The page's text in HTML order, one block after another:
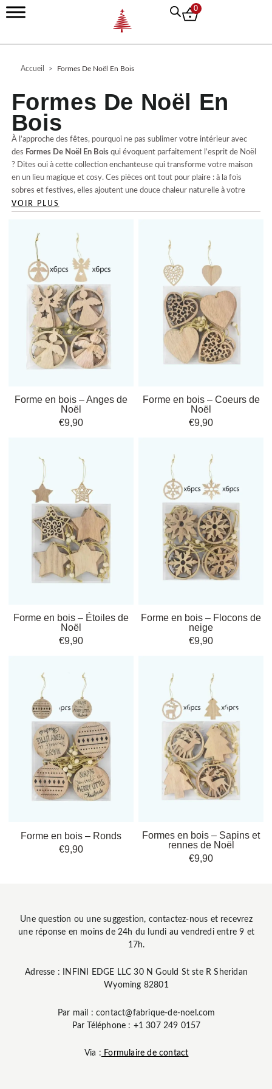
Aller
au
0
Accueil > Formes De Noël En Bois
Formes De Noël En
Bois
À l’approche des fêtes, pourquoi ne pas sublimer votre intérieur avec
des Formes De Noël En Boisqui évoquent parfaitement l’esprit de Noël
? Dites oui à cette collection enchanteuse qui transforme votre maison
en un lieu magique et cosy. Ces pièces ont tout pour plaire : à la fois
sobres et festives, elles ajoutent une douce chaleur naturelle à votre
décoration.
touche de charme authentique. Que ce soit des figurines en bois
artisanal, des
formes décoratives sapin , ou encore des
décorations
murales bois Noël , elles nous font craquer mille fois. Difficile de résister
à la beauté d’un
objet déco naturel
qui raconte des histoires hivernales et
qui s’intègre avec tant de grâce à votre décor.
Apportant une touche de féerie, chaque élément de cette collection est
idéal pour créer une ambiance chaleureuse. Pensez aux soirées d’hiver
bercées par le doux scintillement des
motifs étoilés et desguirlandes
rustiques
, du plus bel effet sur une table, un sapin ou une étagère. On est
aussi conquis par le raffinement intemporel de ces pièces qui vous
Vous allez adorer l’effet que cela produit chez vous. On apprécie tout
autant le fait que ces
soient à la fois décoratifs et
simplicité, transformant de manière subtile l’ambiance de votre maison
en cette période de fêtes.
Explorez ensuite toutes les possibilités d’intégration et de
personnalisation pour valoriser votre décoration avec nos créations
boisées.
Comment choisir vos
ornements de Noël en bois
Formes De Noël En Bois
une parenthèse enchantée dans votre intérieur. Que vous soyez adepte
déclinent avec élégance pour s’adapter à toutes vos envies décoratives.
Décoration personnalisée
: Offrez une touche unique à votre
décor en optant pour des
finitions personnalisées qui révèlent
votre personnalité.
Artisanat déco Noël : Faites le choix de l’authenticité avec des
pièces d’artisanat qui sublimeront votre espace avec raffinement.
En suivant nos conseils, vous saurez choisir votre ornement boisidéal
pour chaque pièce de la maison, qu’il s’agisse de
suspendre une forme
Noël boisdans votre sapin ou d’opter pour desornements personnalisés
maison.
Idées créatives pour intégrer
votre intérieur
Laissez libre cours à votre imagination et insufflez une dose de
souhaitiez réaliser un atelier familial de création manuelleou donner vie
, le bois se prête à toutes les envies.
: Adoptez une approche participative en intégrant des
éléments àpeinture naturelle, parfaits pour un moment convivial
Centre de table: Créez un centre de table
époustouflant en
VOIR PLUS
Forme en bois – Anges de
Noël
€9,90
Forme en bois – Coeurs de
Noël
€9,90
Forme en bois – Étoiles de
Noël
€9,90
Forme en bois – Flocons de
neige
€9,90
Forme en bois – Ronds
€9,90
Formes en bois – Sapins et
rennes de Noël
€9,90
Une question ou une suggestion, contactez-nous et recevrez
une réponse en moins de 24h du lundi au vendredi entre 9 et
17h.
Adresse : INFINI EDGE LLC 30 N Gould St ste R Sheridan
Wyoming 82801
Par mail : contact@fabrique-de-noel.com
Par Téléphone : +1 307 249 0157
Via : Formulaire de contact